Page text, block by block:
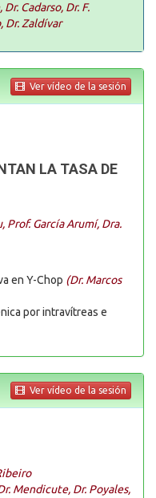
Cadarso, Dr. F.
Dr. Zaldívar
Ver vídeo de la sesión
LA TASA DE
Prof. García Arumí, Dra.
en Y-Chop (Dr. Marcos
por intravítreas e
Ver vídeo de la sesión
Mendicute, Dr. Poyales,